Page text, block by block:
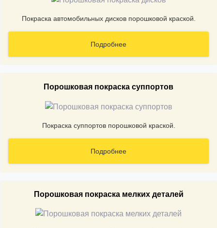
Покраска автомобильных дисков порошковой краской.
Подробнее
Порошковая покраска суппортов
Покраска суппортов порошковой краской.
Подробнее
Порошковая покраска мелких деталей